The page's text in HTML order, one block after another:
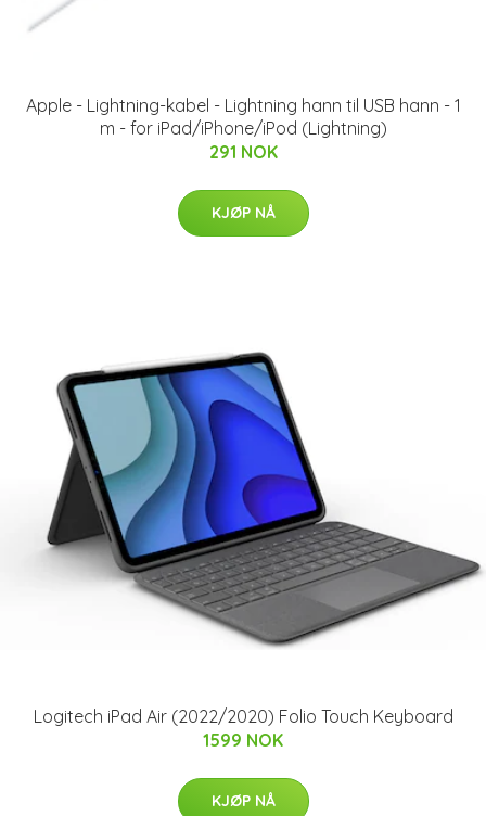
Apple - Lightning-kabel - Lightning hann til USB hann - 1
m - for iPad/iPhone/iPod (Lightning)
291 NOK
KJØP NÅ
Logitech iPad Air (2022/2020) Folio Touch Keyboard
1599 NOK
KJØP NÅ